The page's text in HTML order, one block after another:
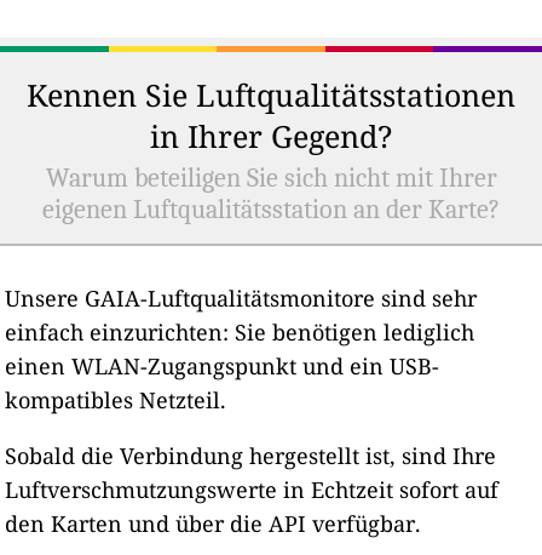
Kennen Sie Luftqualitätsstationen
in Ihrer Gegend?
Warum beteiligen Sie sich nicht mit Ihrer
eigenen Luftqualitätsstation an der Karte?
Unsere GAIA-Luftqualitätsmonitore sind sehr
einfach einzurichten: Sie benötigen lediglich
einen WLAN-Zugangspunkt und ein USB-
kompatibles Netzteil.
Sobald die Verbindung hergestellt ist, sind Ihre
Luftverschmutzungswerte in Echtzeit sofort auf
den Karten und über die API verfügbar.